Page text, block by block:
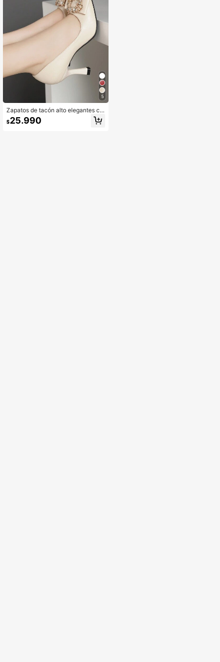
5
Zapatos de tacón alto elegantes co
n puntera de punta afilada y adorno
s de cristal, zapatos de trabajo
$25.990